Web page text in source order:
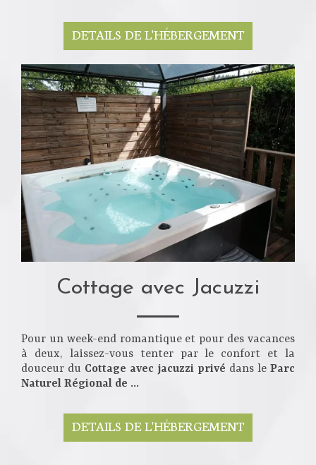
DETAILS DE L'HÉBERGEMENT
Cottage avec Jacuzzi
Pour un week-end romantique et pour des vacances
à deux, laissez-vous tenter par le confort et la
douceur du Cottage avec jacuzzi privé dans le Parc
Naturel Régional de ...
DETAILS DE L'HÉBERGEMENT